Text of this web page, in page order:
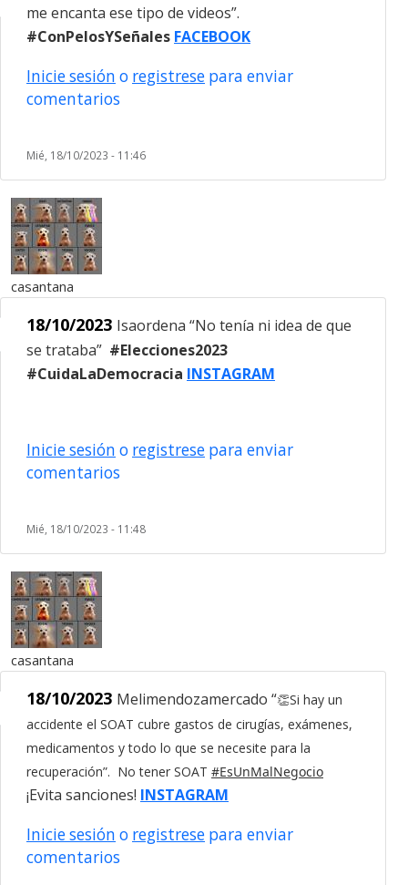
me encanta ese tipo de videos”.
#ConPelosYSeñales FACEBOOK
Inicie sesión o registrese para enviar
comentarios
Mié, 18/10/2023 - 11:46
casantana
18/10/2023 Isaordena “No tenía ni idea de que
se trataba” #Elecciones2023
#CuidaLaDemocracia INSTAGRAM
Inicie sesión o registrese para enviar
comentarios
Mié, 18/10/2023 - 11:48
casantana
18/10/2023 Melimendozamercado “👏Si hay un
accidente el SOAT cubre gastos de cirugías, exámenes,
medicamentos y todo lo que se necesite para la
recuperación”. No tener SOAT #EsUnMalNegocio
¡Evita sanciones! INSTAGRAM
Inicie sesión o registrese para enviar
comentarios